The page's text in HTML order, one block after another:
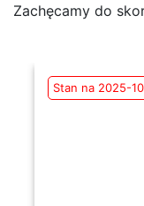
Zachęcamy do
Stan na 2025-